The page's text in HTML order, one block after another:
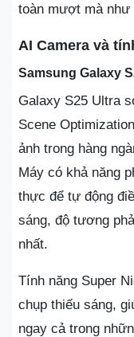
toàn mượt mà như
AI Camera và
Samsung Galaxy
Galaxy S25 Ultra
Scene
ảnh trong hàng
Máy có khả năng
thực để tự động
sáng, độ tương
nhất.
Tính năng Super
chụp thiếu sáng,
ngay cả trong